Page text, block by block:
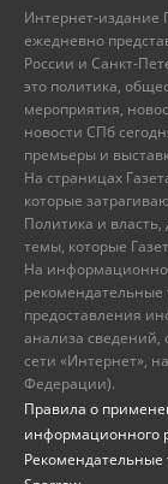
Интернет-издание
ежедневно
России и Санкт-
это политика,
мероприятия,
новости СПб
премьеры и
На страницах
которые
Политика и власть,
темы, которые
На
предоставления
анализа сведений,
сети «Интернет»,
Федерации).
Правила о
информационного